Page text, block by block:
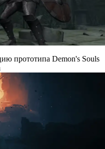
прототипа Demon's Souls